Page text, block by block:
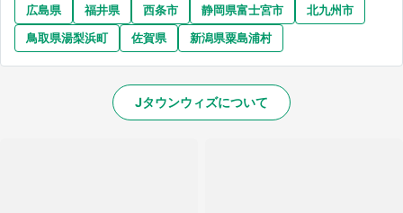
広島県 福井県 西条市 静岡県富士宮市
北九州市
鳥取県湯梨浜町
佐賀県 新潟県粟島浦村
Jタウンウィズについて